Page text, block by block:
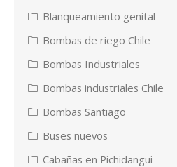
Blanqueamiento genital
Bombas de riego Chile
Bombas Industriales
Bombas industriales Chile
Bombas Santiago
Buses nuevos
Cabañas en Pichidangui